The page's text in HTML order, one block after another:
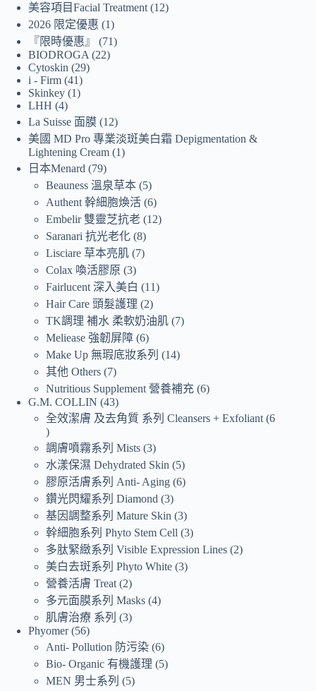
美容項目Facial Treatment 12
2026 限定優惠
1
『限時優惠』
71
BIODROGA
22
Cytoskin
29
i - Firm 41
Skinkey 1
LHH 4
La Suisse 面膜 12
美國 MD Pro 專業淡斑美白霜 Depigmentation &
Lightening Cream 1
日本Menard
79
Beauness 溫泉草本 5
Authent 幹細胞煥活 6
Embelir 雙靈芝抗老 12
Saranari 抗光老化 8
Lisciare 草本亮肌 7
Colax 喚活膠原 3
Fairlucent 深入美白
11
Hair Care 頭髮護理
2
TK調理 補水 柔軟奶油肌 7
Meliease 強韌屏障 6
Make Up 無瑕底妝系列
14
其他 Others 7
Nutritious Supplement 營養補充 6
G.M. COLLIN 43
全效潔膚 及去角質 系列 Cleansers + Exfoliant 6
調膚噴霧系列 Mists 3
水漾保濕 Dehydrated Skin
5
膠原活膚系列 Anti- Aging 6
鑽光閃耀系列 Diamond 3
基因調整系列 Mature Skin 3
幹細胞系列 Phyto Stem Cell 3
多肽緊緻系列 Visible Expression Lines 2
美白去斑系列 Phyto White 3
營養活膚 Treat 2
多元面膜系列 Masks 4
肌膚治療 系列
3
Phyomer 56
Anti- Pollution 防污染 6
Bio- Organic 有機護理
5
MEN 男士系列
5